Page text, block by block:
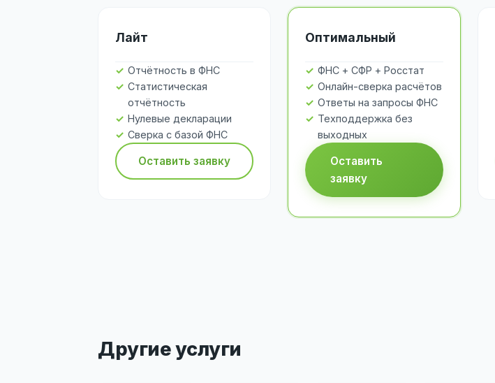
Лайт
Отчётность в ФНС
Статистическая
отчётность
Нулевые декларации
Сверка с базой ФНС
Оставить заявку
Оптимальный
ФНС + СФР + Росстат
Онлайн-сверка расчётов
Ответы на запросы ФНС
Техподдержка без
выходных
Оставить
заявку
Другие услуги